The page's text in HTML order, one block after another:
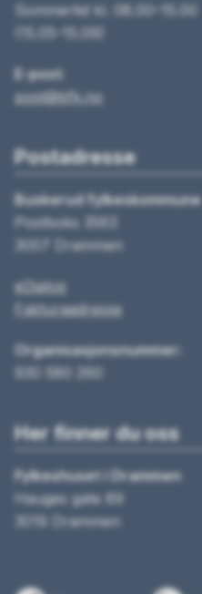
Sommertid kl. 08.00–15.00
(15.05–15.09)
E-post:
post@bfk.no
Postadresse
Buskerud fylkeskommune
Postboks 3563
3007 Drammen
eDialog
Fakturaadresse
Organisasjonsnummer:
930 580 260
Her finner du oss
Fylkeshuset i Drammen
Hauges gate 89
3019 Drammen